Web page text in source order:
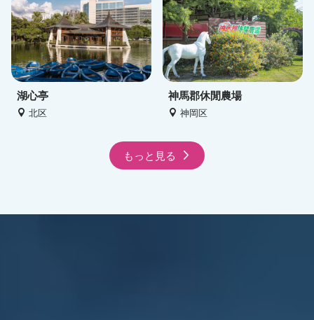
湖心亭
北区
神馬郡休閒農場
神岡区
もっと見る